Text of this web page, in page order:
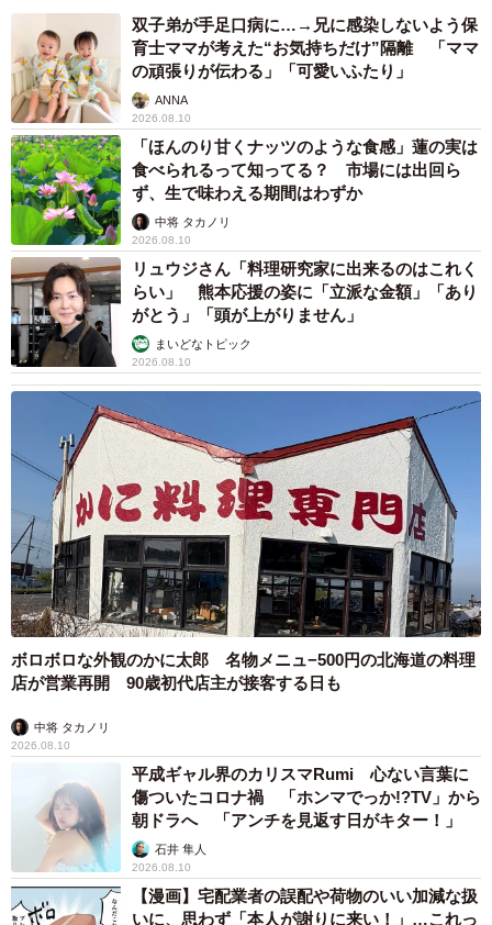
双子弟が手足口病に…→兄に感染しないよう保
育士ママが考えた“お気持ちだけ”隔離 「ママ
の頑張りが伝わる」「可愛いふたり」
ANNA
2026.08.10
「ほんのり甘くナッツのような食感」蓮の実は
食べられるって知ってる？ 市場には出回ら
ず、生で味わえる期間はわずか
中将 タカノリ
2026.08.10
リュウジさん「料理研究家に出来るのはこれく
らい」 熊本応援の姿に「立派な金額」「あり
がとう」「頭が上がりません」
まいどなトピック
2026.08.10
ボロボロな外観のかに太郎 名物メニュ−500円の北海道の料理
店が営業再開 90歳初代店主が接客する日も
中将 タカノリ
2026.08.10
平成ギャル界のカリスマRumi 心ない言葉に
傷ついたコロナ禍 「ホンマでっか!?TV」から
朝ドラへ 「アンチを見返す日がキター！」
石井 隼人
2026.08.10
【漫画】宅配業者の誤配や荷物のいい加減な扱
いに、思わず「本人が謝りに来い！」…これっ